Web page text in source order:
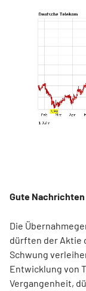
Gute Nachrichten
Die
dürften der Aktie
Schwung
Entwicklung von
Vergangenheit,